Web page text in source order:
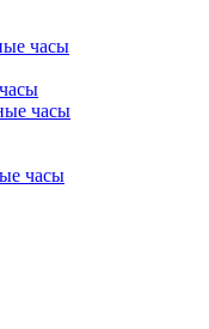
часы
часы
часы